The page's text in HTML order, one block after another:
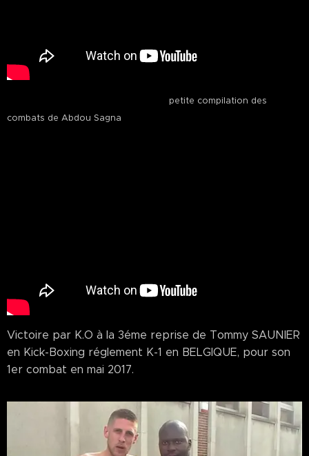
petite compilation des
combats de Abdou Sagna
Victoire par K.O à la 3éme reprise de Tommy SAUNIER
en Kick-Boxing réglement K-1 en BELGIQUE, pour son
1er combat en mai 2017.